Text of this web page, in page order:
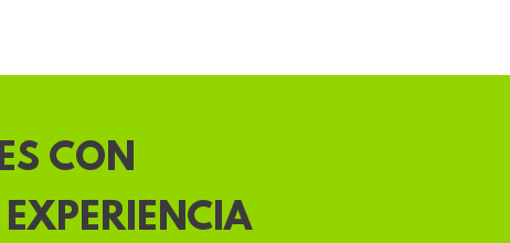
CON
EXPERIENCIA